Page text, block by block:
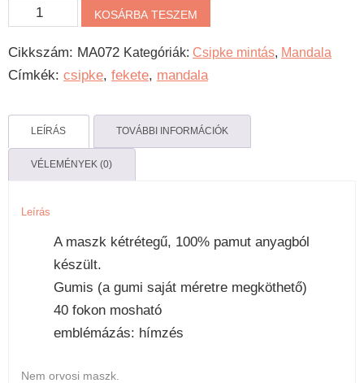
Csipke
mandalás
maszk
mennyiség
KOSÁRBA TESZEM
Cikkszám: MA072 Kategóriák: Csipke mintás, Mandala
Címkék: csipke, fekete, mandala
LEÍRÁS TOVÁBBI INFORMÁCIÓK
VÉLEMÉNYEK (0)
Leírás
A maszk kétrétegű, 100% pamut anyagból
készült.
Gumis (a gumi saját méretre megköthető)
40 fokon mosható
emblémázás: hímzés
Nem orvosi maszk.